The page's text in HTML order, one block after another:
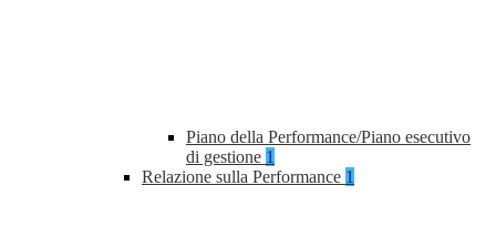
Piano della Performance/Piano esecutivo
di gestione 1
Relazione sulla Performance 1